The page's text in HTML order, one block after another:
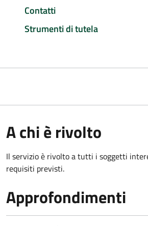
Contatti
Strumenti di tutela
A chi è rivolto
Il servizio è rivolto a tutti i soggetti
requisiti previsti.
Approfondimenti